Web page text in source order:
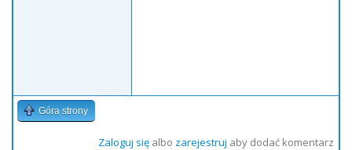
Góra strony
Zaloguj sięalbo zarejestruj aby dodać komentarz